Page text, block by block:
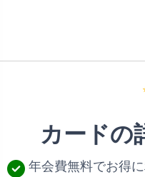
カードの
年会費無料でお得